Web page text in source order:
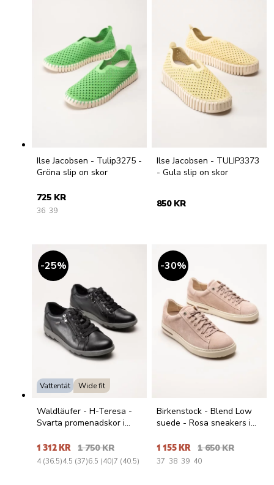
Ilse Jacobsen - Tulip3275 -
Gröna slip on skor
725 KR
36 39
Ilse Jacobsen - TULIP3373
- Gula slip on skor
850 KR
25%
Vattentät Wide fit
Waldläufer - H-Teresa -
Svarta promenadskor i
1 312 KR 1 750 KR
4 (36.5)4.5 (37)6.5 (40)7 (40.5)
30%
Birkenstock - Blend Low
suede - Rosa sneakers i
1 155 KR 1 650 KR
37 38 39 40